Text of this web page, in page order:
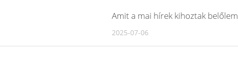
Amit a mai hírek kihoztak belőlem
2025-07-06